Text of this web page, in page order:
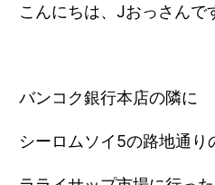
こんにちは、Jおっさんで
バンコク銀行本店の隣に
シーロムソイ5の路地通り